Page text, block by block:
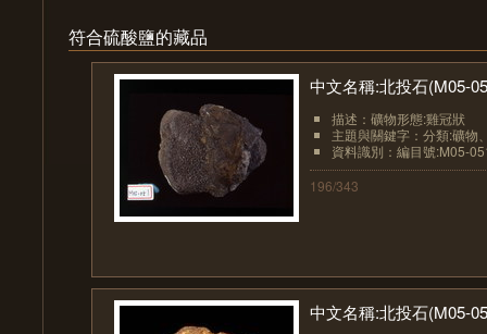
符合硫酸鹽的藏品
中文名稱:北投石(M05-
描述：礦物形態:雞冠狀
主題與關鍵字：分類:礦物
資料識別：編目號:M05-
196/343
中文名稱:北投石(M05-